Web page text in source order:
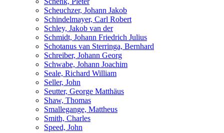
Scheuchzer, Johann Jakob
Schindelmayer, Carl Robert
Schley, Jakob van der
Schmidt, Johann Friedrich Julius
Schotanus van Sterringa, Bernhard
Schreiber, Johann Georg
Schwabe, Johann Joachim
Seale, Richard William
Seller, John
Seutter, George Matthäus
Shaw, Thomas
Smallegange, Mattheus
Smith, Charles
Speed, John